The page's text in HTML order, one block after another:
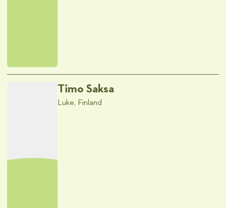
Timo Saksa
Luke, Finland